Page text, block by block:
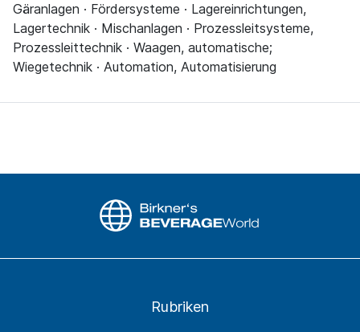
Gäranlagen · Fördersysteme · Lagereinrichtungen,
Lagertechnik · Mischanlagen · Prozessleitsysteme,
Prozessleittechnik · Waagen, automatische;
Wiegetechnik · Automation, Automatisierung
Rubriken